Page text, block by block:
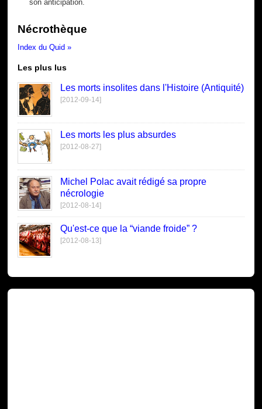
son anticipation.
Nécrothèque
Index du Quid »
Les plus lus
Les morts insolites dans l'Histoire (Antiquité)
[2012-09-14]
Les morts les plus absurdes
[2012-08-27]
Michel Polac avait rédigé sa propre
nécrologie
[2012-08-14]
Qu'est-ce que la “viande froide” ?
[2012-08-13]